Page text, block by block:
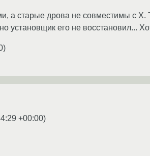
а старые дрова не совместимы с Х.
установщик его не восстановил...
)
+00:00)